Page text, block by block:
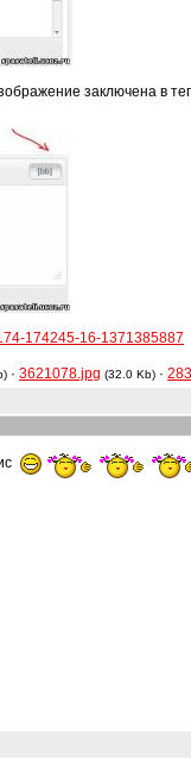
заключена в
174245-16-1371385887
· 3621078.jpg (32.0 Kb) ·